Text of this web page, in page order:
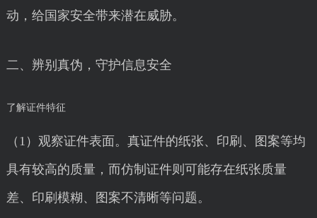
动，给国家安全带来潜在威胁。
二、辨别真伪，守护信息安全
了解证件特征
（1）观察证件表面。真证件的纸张、印刷、图案等均
具有较高的质量，而仿制证件则可能存在纸张质量
差、印刷模糊、图案不清晰等问题。